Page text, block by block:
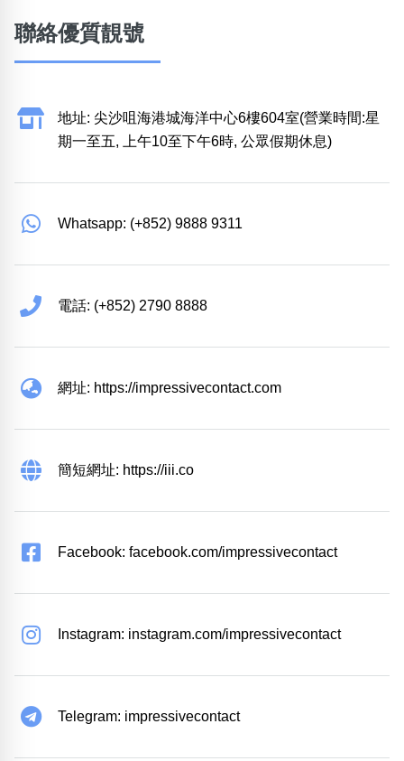
聯絡優質靚號
地址: 尖沙咀海港城海洋中心6樓604室(營業時間:星
期一至五, 上午10至下午6時, 公眾假期休息)
Whatsapp: (+852) 9888 9311
電話: (+852) 2790 8888
網址: https://impressivecontact.com
簡短網址: https://iii.co
Facebook: facebook.com/impressivecontact
Instagram: instagram.com/impressivecontact
Telegram: impressivecontact